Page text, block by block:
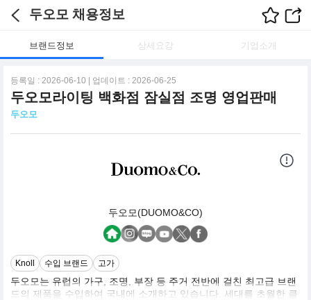
두오모 채용정보
브랜드정보 상세요강 기업소개
등록일 : 2026-06-10 | 업데이트 : 2026-06-25
두오모라이팅 백화점 잠실점 조명 영업판매
두오모
두오모(DUOMO&CO)
Knoll 수입 브랜드 고가
두오모는 유럽의 가구, 조명, 부장 등 주거 전반에 걸친 최고급 브랜
드의 제품을 수입하여 국내에 소개하고 있습니다. 세대를 초월한 클